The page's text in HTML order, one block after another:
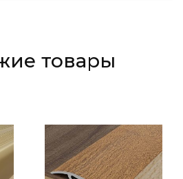
товары